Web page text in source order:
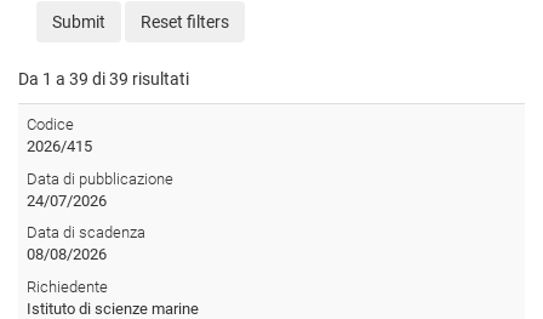
Submit Reset filters
Da 1 a 39 di 39 risultati
Codice
2026/415
Data di pubblicazione
24/07/2026
Data di scadenza
08/08/2026
Richiedente
Istituto di scienze marine